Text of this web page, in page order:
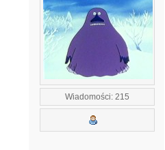
Wiadomości: 215